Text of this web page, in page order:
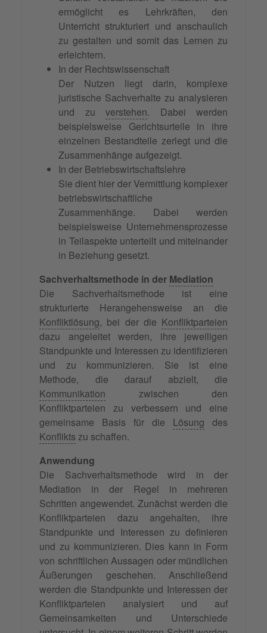
ermöglicht es Lehrkräften, den
Unterricht strukturiert und anschaulich
zu gestalten und somit das Lernen zu
erleichtern.
In der Rechtswissenschaft
Der Nutzen liegt darin, komplexe
juristische Sachverhalte zu analysieren
und zu verstehen. Dabei werden
beispielsweise Gerichtsurteile in ihre
einzelnen Bestandteile zerlegt und die
Zusammenhänge aufgezeigt.
In der Betriebswirtschaftslehre
Sie dient hier der Vermittlung komplexer
betriebswirtschaftliche
Zusammenhänge. Dabei werden
beispielsweise Unternehmensprozesse
in Teilaspekte unterteilt und miteinander
in Beziehung gesetzt.
Sachverhaltsmethode in der Mediation
Die Sachverhaltsmethode ist eine
strukturierte Herangehensweise an die
Konfliktlösung, bei der die Konfliktparteien
dazu angeleitet werden, ihre jeweiligen
Standpunkte und Interessen zu identifizieren
und zu kommunizieren. Sie ist eine
Methode, die darauf abzielt, die
Kommunikation zwischen den
Konfliktparteien zu verbessern und eine
gemeinsame Basis für die Lösung des
Konflikts zu schaffen.
Anwendung
Die Sachverhaltsmethode wird in der
Mediation in der Regel in mehreren
Schritten angewendet. Zunächst werden die
Konfliktparteien dazu angehalten, ihre
Standpunkte und Interessen zu definieren
und zu kommunizieren. Dies kann in Form
von schriftlichen Aussagen oder mündlichen
Äußerungen geschehen. Anschließend
werden die Standpunkte und Interessen der
Konfliktparteien analysiert und auf
Gemeinsamkeiten und Unterschiede